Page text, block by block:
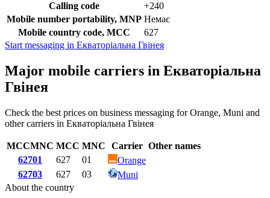
Calling code
+240
Mobile number portability, MNP Немає
Mobile country code, MCC
627
Start messaging in Екваторіальна Гвінея
Major mobile carriers in Екваторіальна
Гвінея
Check the best prices on business messaging for Orange, Muni and
other carriers in Екваторіальна Гвінея
MCCMNC MCC MNC Carrier Other names
62701
627 01
Orange
62703
627 03
Muni
About the country